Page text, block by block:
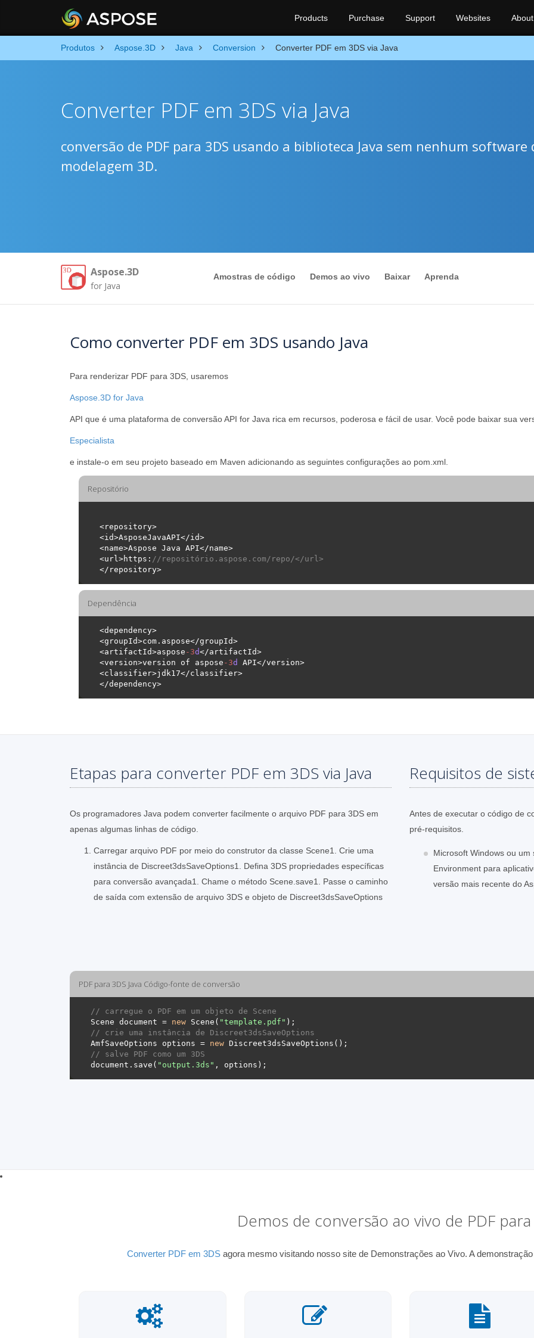
Products Purchase Support Websites About
Produtos Aspose.3D Java Conversion Converter PDF em 3DS via Java
Converter PDF em 3DS via Java
conversão de PDF para 3DS usando a biblioteca Java sem nenhum software
modelagem 3D.
Aspose.3D
for Java
Amostras de código Demos ao vivo Baixar Aprenda
Como converter PDF em 3DS usando Java
Para renderizar PDF para 3DS, usaremos
Aspose.3D for Java
API que é uma plataforma de conversão API for Java rica em recursos, poderosa e fácil de usar. Você pode baixar sua
Especialista
e instale-o em seu projeto baseado em Maven adicionando as seguintes configurações ao pom.xml.
Repositório
<url>https: //repositório.aspose.com/repo/</url>
Dependência
<artifactId>aspose - 3d
<version>version of aspose - 3d
Etapas para converter PDF em 3DS via Java
Os programadores Java podem converter facilmente o arquivo PDF para 3DS em
apenas algumas linhas de código.
Carregar arquivo PDF por meio do construtor da classe Scene1. Crie uma
instância de Discreet3dsSaveOptions1. Defina 3DS propriedades específicas
para conversão avançada1. Chame o método Scene.save1. Passe o caminho
de saída com extensão de arquivo 3DS e objeto de Discreet3dsSaveOptions
Requisitos de
Antes de executar o código de
pré-requisitos.
Microsoft Windows ou
Environment para
versão mais recente do
PDF para 3DS Java Código-fonte de conversão
// carregue o PDF em um objeto de Scene
Scene document = new Scene( "template.pdf"
// crie uma instância de Discreet3dsSaveOptions
AmfSaveOptions options = new
// salve PDF como um 3DS
document.save( "output.3ds"
Demos de conversão ao vivo de PDF
Converter PDF em 3DSagora mesmo visitando nosso site de Demonstrações ao Vivo. A